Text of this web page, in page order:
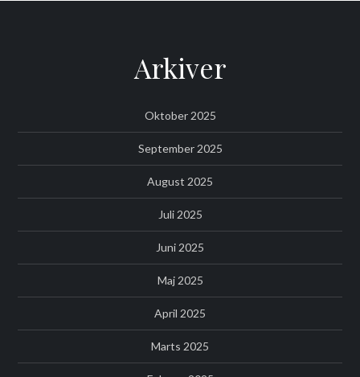
Arkiver
Oktober 2025
September 2025
August 2025
Juli 2025
Juni 2025
Maj 2025
April 2025
Marts 2025